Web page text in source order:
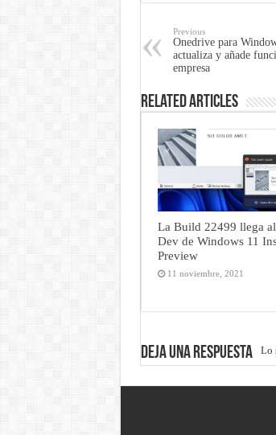
Previous
Onedrive para
actualiza y añade
empresa
Related Articles
La Build 22499 llega
Dev de Windows 11
Preview
11 noviembre, 2021
Deja una respuesta Lo